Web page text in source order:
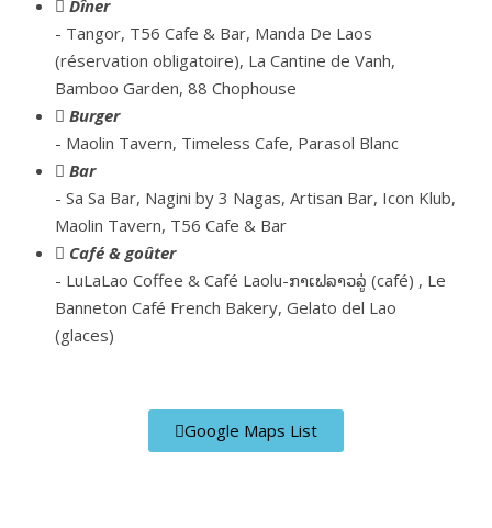
Dîner
- Tangor, T56 Cafe & Bar, Manda De Laos
(réservation obligatoire), La Cantine de Vanh,
Bamboo Garden, 88 Chophouse
Burger
- Maolin Tavern, Timeless Cafe, Parasol Blanc
Bar
- Sa Sa Bar, Nagini by 3 Nagas, Artisan Bar, Icon Klub,
Maolin Tavern, T56 Cafe & Bar
Café & goûter
- LuLaLao Coffee & Café Laolu-ກາເຟລາວລູ່ (café) , Le
Banneton Café French Bakery, Gelato del Lao
(glaces)
Google Maps List